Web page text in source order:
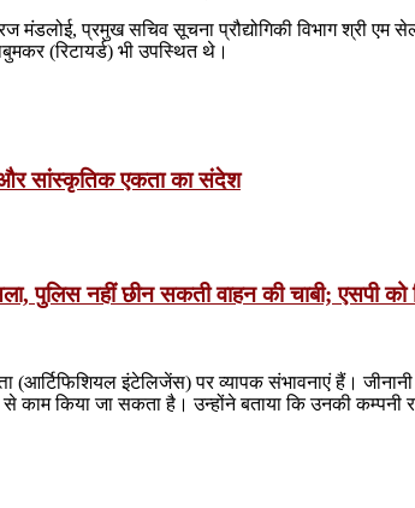
प्रमुख सचिव सूचना प्रौद्योगिकी विभाग श्री
(रिटायर्ड) भी उपस्थित थे।
और सांस्कृतिक एकता का संदेश
पुलिस नहीं छीन सकती वाहन की चाबी; एसपी को
(आर्टिफिशियल इंटेलिजेंस) पर व्यापक संभावनाएं हैं।
काम किया जा सकता है। उन्होंने बताया कि उनकी कम्पनी